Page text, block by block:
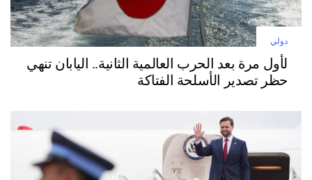
دولي
لأول مرة بعد الحرب العالمية الثانية.. اليابان تنهي
حظر تصدير الأسلحة الفتاكة